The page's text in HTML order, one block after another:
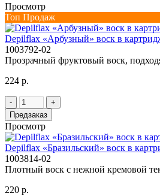
Просмотр
Топ Продаж
Depilflax «Арбузный» воск в
1003792-02
Прозрачный фруктовый воск,
224 р.
-
+
Предзаказ
Просмотр
Depilflax «Бразильский» воск в
1003814-02
Плотный воск с нежной кремовой
220 р.